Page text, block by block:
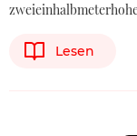
Lesen